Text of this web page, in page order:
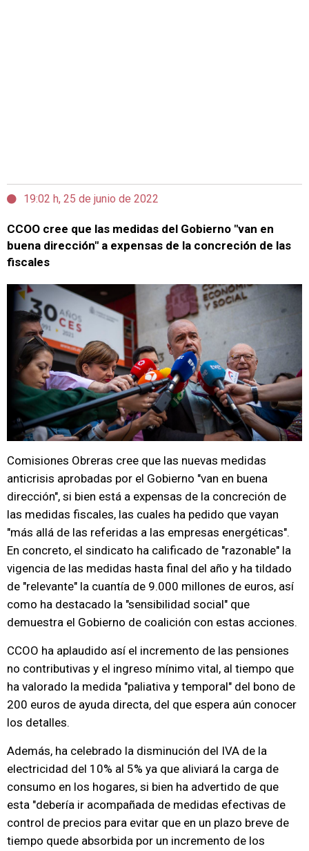
19:02 h, 25 de junio de 2022
CCOO cree que las medidas del Gobierno "van en
buena dirección" a expensas de la concreción de las
fiscales
Comisiones Obreras cree que las nuevas medidas
anticrisis aprobadas por el Gobierno "van en buena
dirección", si bien está a expensas de la concreción de
las medidas fiscales, las cuales ha pedido que vayan
"más allá de las referidas a las empresas energéticas".
En concreto, el sindicato ha calificado de "razonable" la
vigencia de las medidas hasta final del año y ha tildado
de "relevante" la cuantía de 9.000 millones de euros, así
como ha destacado la "sensibilidad social" que
demuestra el Gobierno de coalición con estas acciones.
CCOO ha aplaudido así el incremento de las pensiones
no contributivas y el ingreso mínimo vital, al tiempo que
ha valorado la medida "paliativa y temporal" del bono de
200 euros de ayuda directa, del que espera aún conocer
los detalles.
Además, ha celebrado la disminución del IVA de la
electricidad del 10% al 5% ya que aliviará la carga de
consumo en los hogares, si bien ha advertido de que
esta "debería ir acompañada de medidas efectivas de
control de precios para evitar que en un plazo breve de
tiempo quede absorbida por un incremento de los